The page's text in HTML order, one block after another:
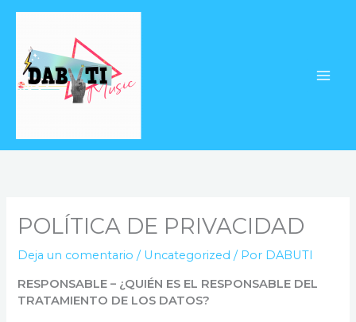
POLÍTICA DE PRIVACIDAD
Deja un comentario / Uncategorized / Por DABUTI
RESPONSABLE – ¿QUIÉN ES EL RESPONSABLE DEL
TRATAMIENTO DE LOS DATOS?